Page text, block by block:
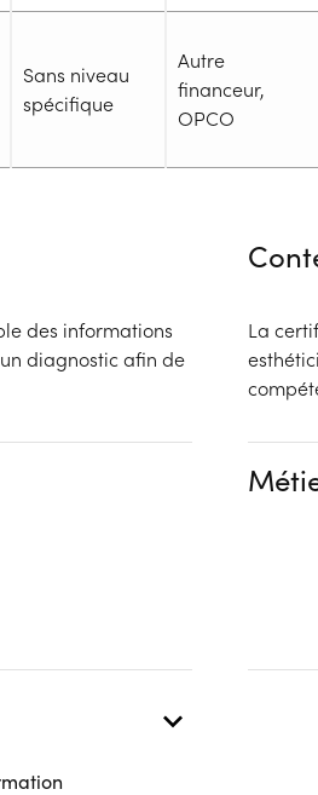
Sans niveau
spécifique
Autre
financeur,
OPCO
Financeur
En
En
des informations
diagnostic afin de
La